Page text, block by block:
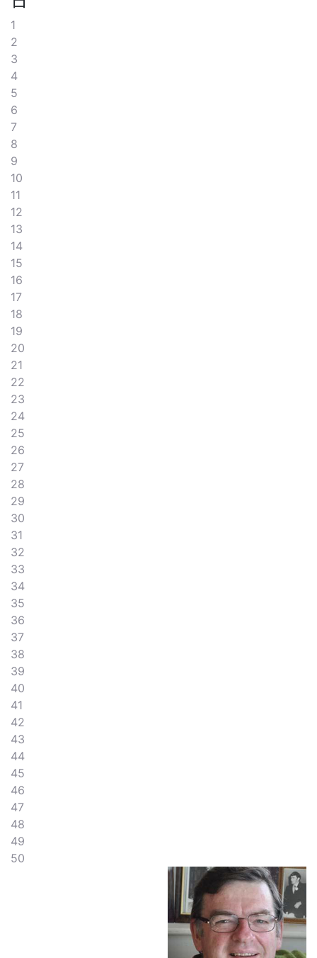
1
2
3
4
5
6
7
8
9
10
11
12
13
14
15
16
17
18
19
20
21
22
23
24
25
26
27
28
29
30
31
32
33
34
35
36
37
38
39
40
41
42
43
44
45
46
47
48
49
50